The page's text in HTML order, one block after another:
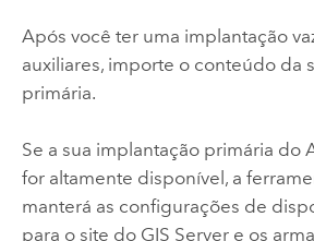
Após você ter uma implantação
auxiliares, importe o conteúdo da
primária.
Se a sua implantação primária do
for altamente disponível, a
manterá as configurações de
para o site do GIS Servere os